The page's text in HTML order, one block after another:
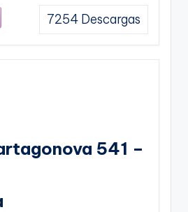
7254 Descargas
541 –